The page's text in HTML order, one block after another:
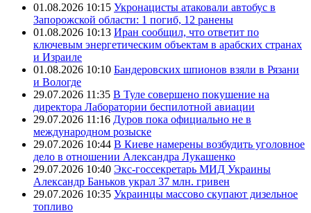
01.08.2026 10:15 Укронацисты атаковали автобус в
Запорожской области: 1 погиб, 12 ранены
01.08.2026 10:13 Иран сообщил, что ответит по
ключевым энергетическим объектам в арабских странах
и Израиле
01.08.2026 10:10 Бандеровских шпионов взяли в Рязани
и Вологде
29.07.2026 11:35 В Туле совершено покушение на
директора Лаборатории беспилотной авиации
29.07.2026 11:16 Дуров пока официально не в
международном розыске
29.07.2026 10:44 В Киеве намерены возбудить уголовное
дело в отношении Александра Лукашенко
29.07.2026 10:40 Экс-госсекретарь МИД Украины
Александр Баньков украл 37 млн. гривен
29.07.2026 10:35 Украинцы массово скупают дизельное
топливо